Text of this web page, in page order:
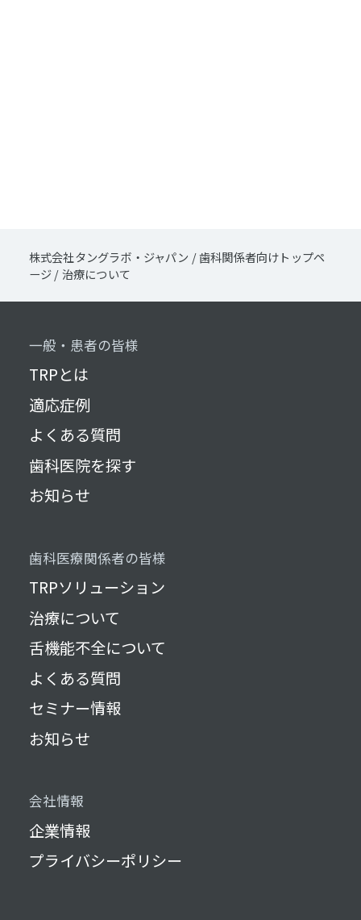
株式会社タングラボ・ジャパン /歯科関係者向けトップペ
ージ/治療について
一般・患者の皆様
TRPとは
適応症例
よくある質問
歯科医院を探す
お知らせ
歯科医療関係者の皆様
TRPソリューション
治療について
舌機能不全について
よくある質問
セミナー情報
お知らせ
会社情報
企業情報
プライバシーポリシー